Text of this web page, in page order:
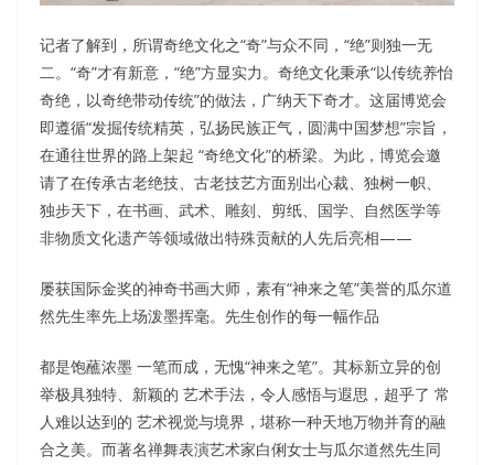
记者了解到，所谓奇绝文化之“奇”与众不同，“绝”则独一无
二。“奇”才有新意，“绝”方显实力。奇绝文化秉承“以传统养怡
奇绝，以奇绝带动传统”的做法，广纳天下奇才。这届博览会
即遵循“发掘传统精英，弘扬民族正气，圆满中国梦想”宗旨，
在通往世界的路上架起 “奇绝文化”的桥梁。为此，博览会邀
请了在传承古老绝技、古老技艺方面别出心裁、独树一帜、
独步天下，在书画、武术、雕刻、剪纸、国学、自然医学等
非物质文化遗产等领域做出特殊贡献的人先后亮相——
屡获国际金奖的神奇书画大师，素有“神来之笔”美誉的瓜尔道
然先生率先上场泼墨挥毫。先生创作的每一幅作品
都是饱蘸浓墨 一笔而成，无愧“神来之笔”。其标新立异的创
举极具独特、新颖的 艺术手法，令人感悟与遐思，超乎了 常
人难以达到的 艺术视觉与境界，堪称一种天地万物并育的融
合之美。而著名禅舞表演艺术家白俐女士与瓜尔道然先生同